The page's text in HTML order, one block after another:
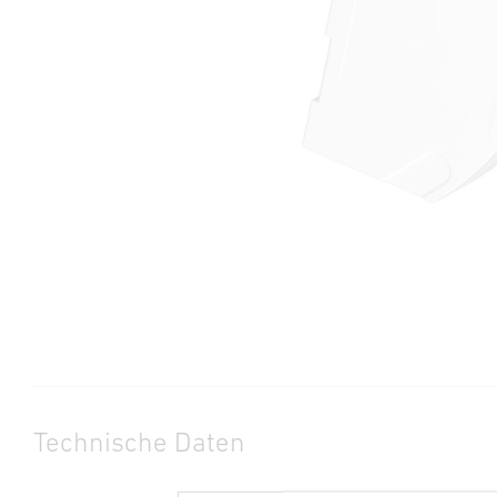
Technische Daten